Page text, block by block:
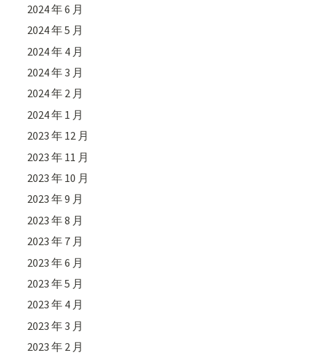
2024 年 6 月
2024 年 5 月
2024 年 4 月
2024 年 3 月
2024 年 2 月
2024 年 1 月
2023 年 12 月
2023 年 11 月
2023 年 10 月
2023 年 9 月
2023 年 8 月
2023 年 7 月
2023 年 6 月
2023 年 5 月
2023 年 4 月
2023 年 3 月
2023 年 2 月